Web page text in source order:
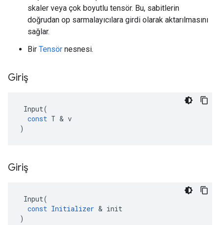
skaler veya çok boyutlu tensör. Bu, sabitlerin
doğrudan op sarmalayıcılara girdi olarak aktarılmasını
sağlar.
Bir Tensör nesnesi.
Giriş
Input(
const T & v
)
Giriş
Input(
const Initializer & init
)